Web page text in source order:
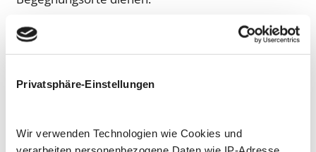
Privatsphäre-Einstellungen
Wir verwenden Technologien wie Cookies und
Polnische Gastronomie in Wien
Die polnische Küche ist in Wien gut vertreten, mit
polnische Gerichte wie Pierogi und Bigos anbieten.
das Cafe Bistro Zakopane sind nur einige Beispiele,
wo Wiener und polnische Bewohner